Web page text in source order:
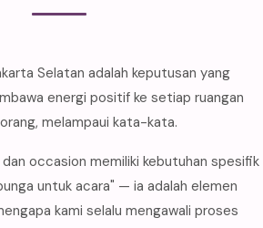
Selatan adalah keputusan yang
energi positif ke setiap ruangan
melampaui kata-kata.
occasion memiliki kebutuhan spesifik
untuk acara" — ia adalah elemen
kami selalu mengawali proses